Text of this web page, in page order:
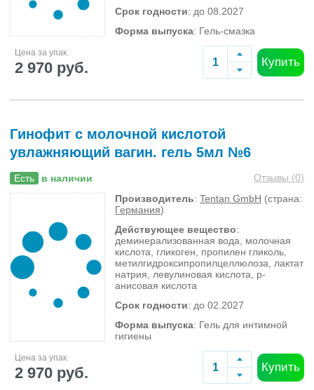
Срок годности: до 08.2027
Форма выпуска: Гель-смазка
Цена за упак.
2 970 руб. Купить
Гинофит с молочной кислотой
увлажняющий вагин. гель 5мл №6
Есть в наличии Отзывы (0)
Производитель: Tentan GmbH (страна:
Германия)
Действующее вещество:
деминерализованная вода, молочная
кислота, гликоген, пропилен гликоль,
метилгидроксипропилцеллюлоза, лактат
натрия, левулиновая кислота, р-
анисовая кислота
Срок годности: до 02.2027
Форма выпуска: Гель для интимной
гигиены
Цена за упак.
2 970 руб. Купить